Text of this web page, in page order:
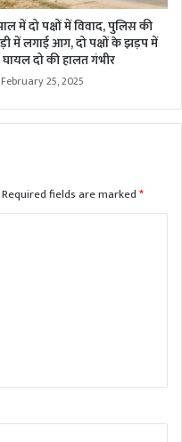
में दो पक्षों में विवाद, पुलिस की
में लगाई आग, दो पक्षों के झड़प में
घायल दो की हालत गंभीर
February 25, 2025
Required fields are marked*